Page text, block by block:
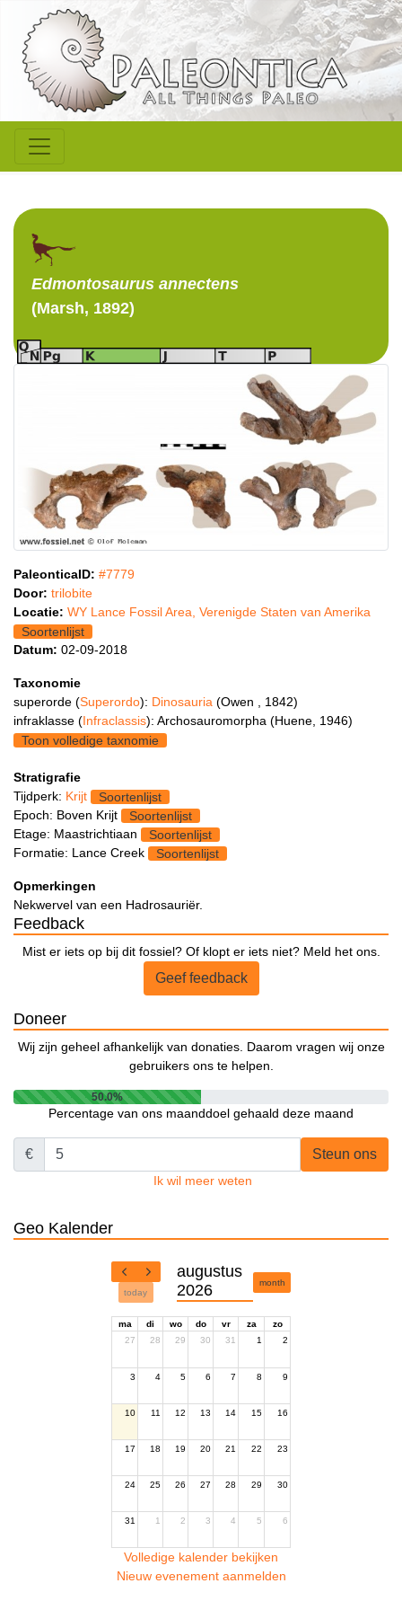
Edmontosaurus annectens
(Marsh, 1892)
PaleonticaID: #7779
Door: trilobite
Locatie: WY Lance Fossil Area, Verenigde Staten van Amerika
Soortenlijst
Datum: 02-09-2018
Taxonomie
superorde (Superordo): Dinosauria (Owen , 1842)
infraklasse (Infraclassis): Archosauromorpha (Huene, 1946)
Toon volledige taxnomie
Stratigrafie
Tijdperk: Krijt
Soortenlijst
Epoch: Boven Krijt
Soortenlijst
Etage: Maastrichtiaan
Soortenlijst
Formatie: Lance Creek
Soortenlijst
Opmerkingen
Nekwervel van een Hadrosauriër.
Feedback
Mist er iets op bij dit fossiel? Of klopt er iets niet? Meld het ons.
Geef feedback
Doneer
Wij zijn geheel afhankelijk van donaties. Daarom vragen wij onze
gebruikers ons te helpen.
50.0%
Percentage van ons maanddoel gehaald deze maand
€ Steun ons
Ik wil meer weten
Geo Kalender
today
augustus
2026
month
ma di wo do vr za
zo
27
28 29 30 31 1 2
3 4 5 6 7 8 9
10 11 12 13 14 15 16
17 18 19 20 21 22 23
24 25 26 27 28 29 30
31 1 2 3 4 5 6
Volledige kalender bekijken
Nieuw evenement aanmelden